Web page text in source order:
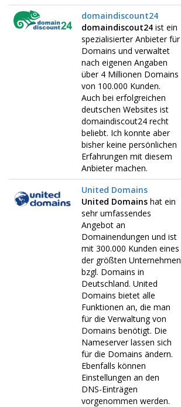
domaindiscount24
domaindiscout24 ist ein
spezialisierter Anbieter für
Domains und verwaltet
nach eigenen Angaben
über 4 Millionen Domains
von 100.000 Kunden.
Auch bei erfolgreichen
deutschen Websites ist
domaindiscout24 recht
beliebt. Ich konnte aber
bisher keine persönlichen
Erfahrungen mit diesem
Anbieter machen.
United Domains
United Domains hat ein
sehr umfassendes
Angebot an
Domainendungen und ist
mit 300.000 Kunden eines
der größten Unternehmen
bzgl. Domains in
Deutschland. United
Domains bietet alle
Funktionen an, die man
für die Verwaltung von
Domains benötigt. Die
Nameserver lassen sich
für die Domains ändern.
Ebenfalls können
Einstellungen an den
DNS-Einträgen
vorgenommen werden.